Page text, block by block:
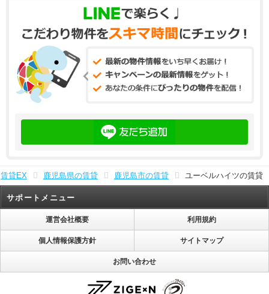
賃貸EX 鹿児島県の賃貸 鹿児島市の賃貸 ユーベルハイツの賃貸
サポートメニュー
運営会社概要 利用規約
個人情報保護方針 サイトマップ
お問い合わせ